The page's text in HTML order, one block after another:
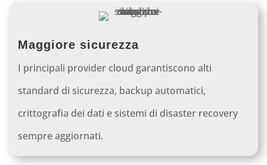
Maggiore sicurezza
I principali provider cloud garantiscono alti
standard di sicurezza, backup automatici,
crittografia dei dati e sistemi di disaster recovery
sempre aggiornati.